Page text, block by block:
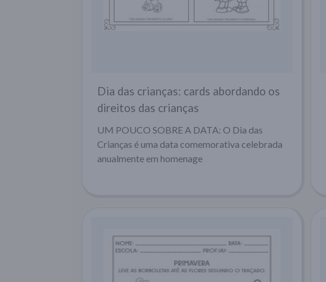
Dia das crianças: cards abordando os
direitos das crianças
UM POUCO SOBRE A DATA: O Dia das
Crianças é uma data comemorativa celebrada
anualmente em homenage